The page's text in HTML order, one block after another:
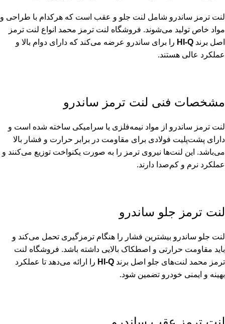
لنت ترمز ساندرو شامل لنت جلو و عقب است که هرکدام با طراحی و
مواد خاص تولید می‌شوند. فروشگاه لنت ترمز محمد انواع لنت ترمز
اصل برند HI-Q را برای ساندرو عرضه می‌کند که دارای دوام بالا و
عملکرد عالی هستند.
مشخصات فنی لنت ترمز ساندرو
لنت ترمز ساندرو از مواد نیمه‌فلزی یا سرامیکی ساخته شده است و
دارای پشت‌پلیت فولادی برای مقاومت در برابر حرارت و فشار بالا
می‌باشد. این لنت‌ها نیروی ترمز را به صورت یکنواخت توزیع می‌کنند و
عملکرد نرم و کم‌صدا دارند.
لنت ترمز جلو ساندرو
لنت جلو ساندرو بیشترین فشار را هنگام ترمزگیری تحمل می‌کند و
باید مقاومت حرارتی و اصطکاک بالایی داشته باشد. فروشگاه لنت
ترمز محمد لنت‌های جلو اصل برند HI-Q را ارائه می‌دهد تا عملکرد
بهینه و ایمنی خودرو تضمین شود.